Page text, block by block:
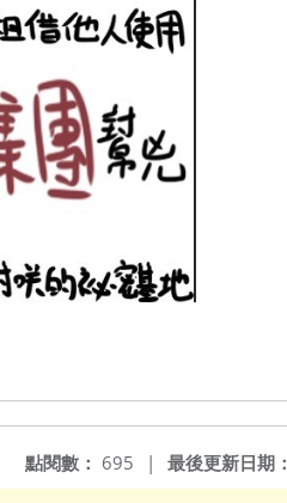
最後更新日期：
點閱數： 695 |